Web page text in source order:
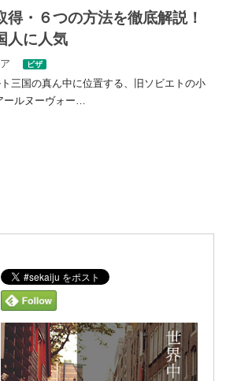
得・６つの方法を徹底解説！
人に人気
ビザ
三国の真ん中に位置する、旧ソビエトの小
ールヌーヴォー…